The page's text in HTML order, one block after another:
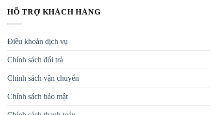
HỖ TRỢ KHÁCH HÀNG
Điều khoản dịch vụ
Chính sách đổi trả
Chính sách vận chuyển
Chính sách bảo mật